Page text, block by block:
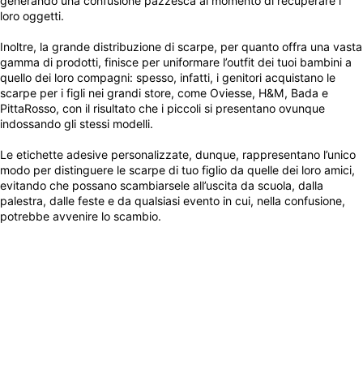
loro oggetti.
Inoltre, la grande distribuzione di scarpe, per quanto offra una vasta
gamma di prodotti, finisce per uniformare l’outfit dei tuoi bambini a
quello dei loro compagni: spesso, infatti, i genitori acquistano le
scarpe per i figli nei grandi store, come Oviesse, H&M, Bada e
PittaRosso, con il risultato che i piccoli si presentano ovunque
indossando gli stessi modelli.
Le etichette adesive personalizzate, dunque, rappresentano l’unico
modo per distinguere le scarpe di tuo figlio da quelle dei loro amici,
evitando che possano scambiarsele all’uscita da scuola, dalla
palestra, dalle feste e da qualsiasi evento in cui, nella confusione,
potrebbe avvenire lo scambio.